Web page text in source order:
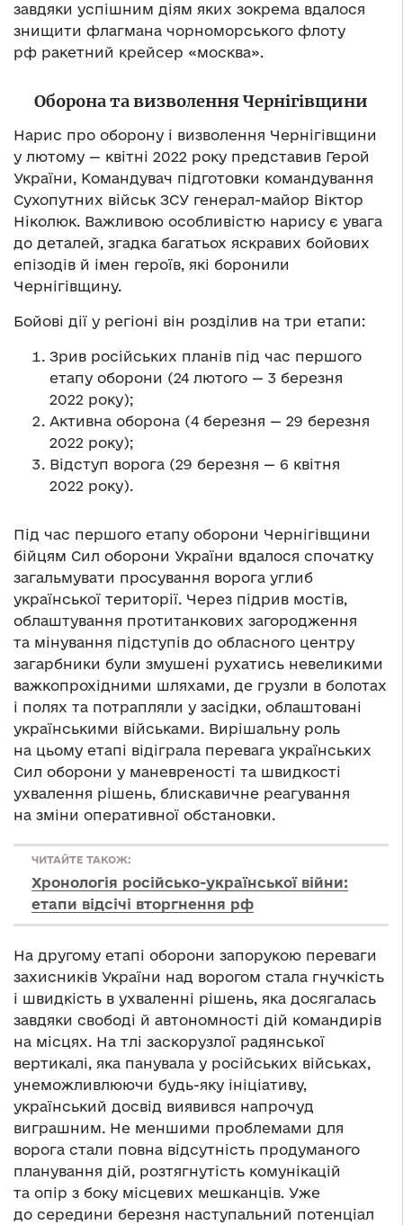
завдяки успішним діям яких зокрема вдалося
знищити флагмана чорноморського флоту
рф ракетний крейсер «москва».
Оборона та визволення Чернігівщини
Нарис про оборону і визволення Чернігівщини
у лютому — квітні 2022 року представив Герой
України, Командувач підготовки командування
Сухопутних військ ЗСУ генерал-майор Віктор
Ніколюк. Важливою особливістю нарису є увага
до деталей, згадка багатьох яскравих бойових
епізодів й імен героїв, які боронили
Чернігівщину.
Бойові дії у регіоні він розділив на три етапи:
Зрив російських планів під час першого
етапу оборони (24 лютого — 3 березня
2022 року);
Активна оборона (4 березня — 29 березня
2022 року);
Відступ ворога (29 березня — 6 квітня
2022 року).
Під час першого етапу оборони Чернігівщини
бійцям Сил оборони України вдалося спочатку
загальмувати просування ворога углиб
української території. Через підрив мостів,
облаштування протитанкових загородження
та мінування підступів до обласного центру
загарбники були змушені рухатись невеликими
важкопрохідними шляхами, де грузли в болотах
і полях та потрапляли у засідки, облаштовані
українськими військами. Вирішальну роль
на цьому етапі відіграла перевага українських
Сил оборони у маневреності та швидкості
ухвалення рішень, блискавичне реагування
на зміни оперативної обстановки.
ЧИТАЙТЕ ТАКОЖ:
Хронологія російсько-української війни:
етапи відсічі вторгнення рф
На другому етапі оборони запорукою переваги
захисників України над ворогом стала гнучкість
і швидкість в ухваленні рішень, яка досягалась
завдяки свободі й автономності дій командирів
на місцях. На тлі заскорузлої радянської
вертикалі, яка панувала у російських військах,
унеможливлюючи будь-яку ініціативу,
український досвід виявився напрочуд
виграшним. Не меншими проблемами для
ворога стали повна відсутність продуманого
планування дій, розтягнутість комунікацій
та опір з боку місцевих мешканців. Уже
до середини березня наступальний потенціал